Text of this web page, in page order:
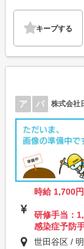
キープする
ア パ 株式会社
時給 1,700
研修手当：
感染症予防
世田谷区 /